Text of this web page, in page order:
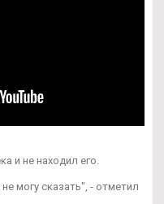
и не находил его.
могу сказать", - отметил